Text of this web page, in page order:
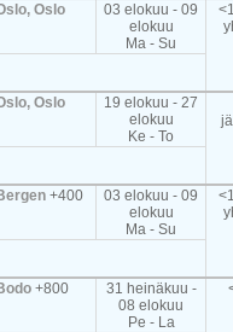
Oslo
03 elokuu - 09
elokuu
Ma - Su
Oslo
19 elokuu - 27
elokuu
Ke - To
+400
03 elokuu - 09
elokuu
Ma - Su
+800
31 heinäkuu -
08 elokuu
Pe - La